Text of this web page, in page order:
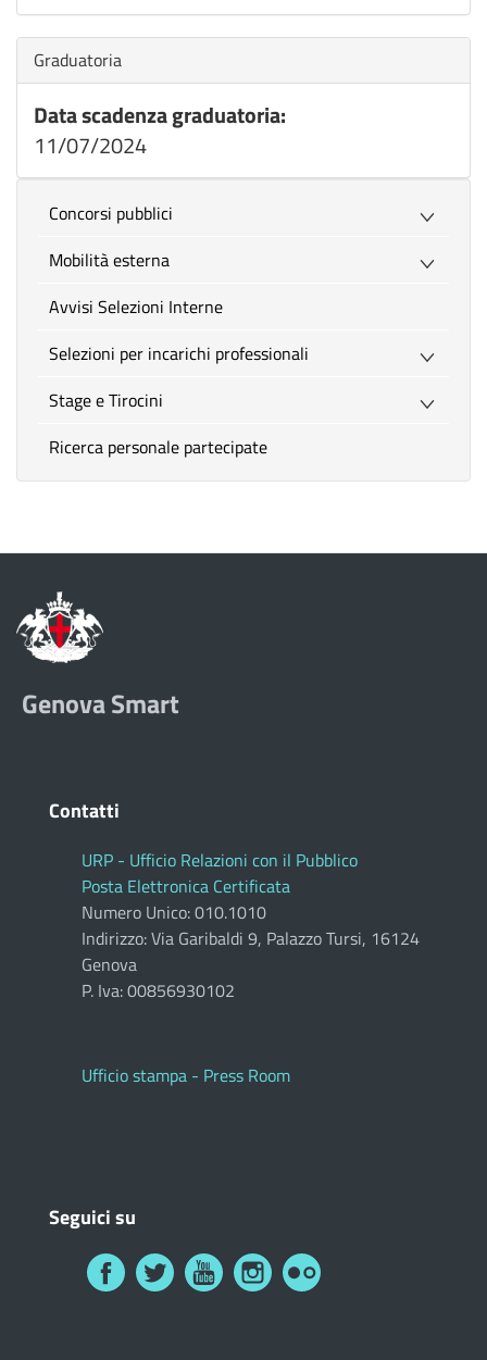
Nascondi
Graduatoria
Data scadenza graduatoria:
11/07/2024
Concorsi pubblici
Mobilità esterna
Avvisi Selezioni Interne
Selezioni per incarichi professionali
Stage e Tirocini
Ricerca personale partecipate
Genova Smart
Contatti
URP - Ufficio Relazioni con il Pubblico
Posta Elettronica Certificata
Numero Unico: 010.1010
Indirizzo: Via Garibaldi 9, Palazzo Tursi, 16124
Genova
P. Iva: 00856930102
Ufficio stampa - Press Room
Seguici su